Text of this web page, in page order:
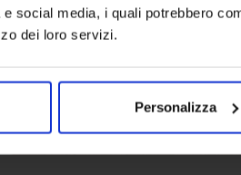
social media, i quali potrebbero
dei loro servizi.
Personalizza